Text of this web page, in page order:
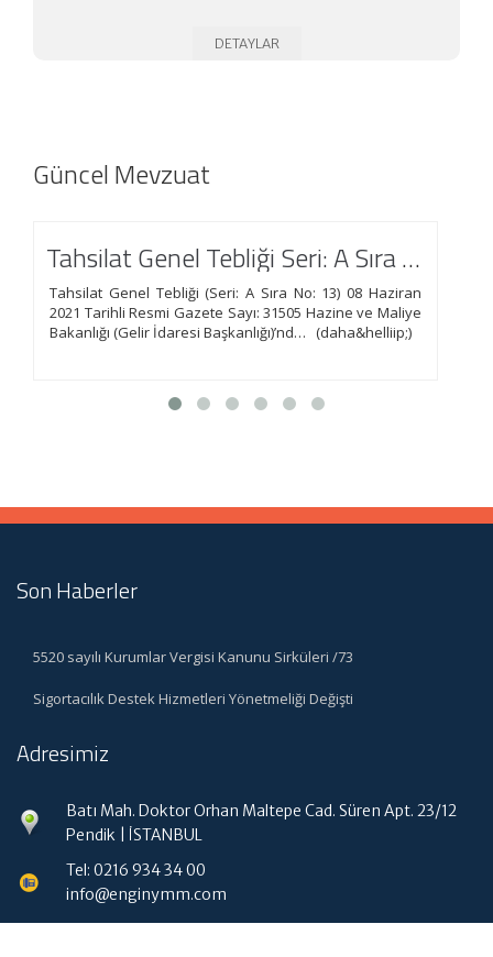
DETAYLAR
Güncel Mevzuat
Tahsilat Genel Tebliği Seri: A Sıra No: 1’de Değişiklik Yapılmasına Dair Tebliğ (Seri: A Sıra No: 13)
Tahsilat Genel Tebliği (Seri: A Sıra No: 13) 08 Haziran
2021 Tarihli Resmi Gazete Sayı: 31505 Hazine ve Maliye
Bakanlığı (Gelir İdaresi Başkanlığı)’nd… (daha&helliip;)
Son Haberler
5520 sayılı Kurumlar Vergisi Kanunu Sirküleri /73
Sigortacılık Destek Hizmetleri Yönetmeliği Değişti
Adresimiz
Batı Mah. Doktor Orhan Maltepe Cad. Süren Apt. 23/12
Pendik | İSTANBUL
Tel: 0216 934 34 00
info@enginymm.com